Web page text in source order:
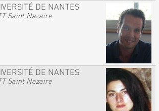
DE NANTES
Saint Nazaire
DE NANTES
Saint Nazaire